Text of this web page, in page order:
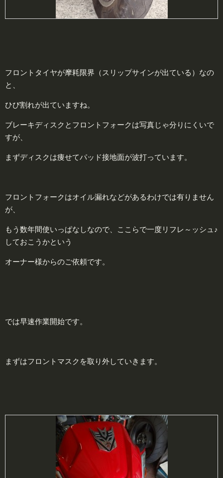
フロントタイヤが摩耗限界（スリップサインが出ている）なの
と、
ひび割れが出ていますね。
ブレーキディスクとフロントフォークは写真じゃ分りにくいで
すが、
まずディスクは痩せてパッド接地面が波打っています。
フロントフォークはオイル漏れなどがあるわけでは有りません
が、
もう数年間使いっぱなしなので、ここらで一度リフレ～ッシュ♪
しておこうかという
オーナー様からのご依頼です。
では早速作業開始です。
まずはフロントマスクを取り外していきます。